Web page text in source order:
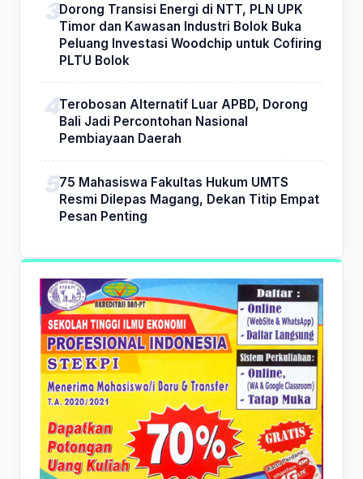
Dorong Transisi Energi di NTT, PLN UPK
Timor dan Kawasan Industri Bolok Buka
Peluang Investasi Woodchip untuk Cofiring
PLTU Bolok
Terobosan Alternatif Luar APBD, Dorong
Bali Jadi Percontohan Nasional
Pembiayaan Daerah
75 Mahasiswa Fakultas Hukum UMTS
Resmi Dilepas Magang, Dekan Titip Empat
Pesan Penting